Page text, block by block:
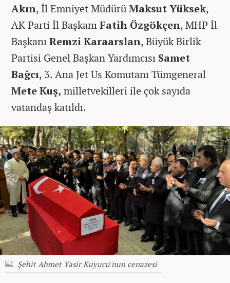
Akın, İl Emniyet MüdürüMaksut Yüksek,
AK Parti İl BaşkanıFatih Özgökçen, MHP İl
BaşkanıRemzi Karaarslan, Büyük Birlik
Partisi Genel Başkan Yardımcısı Samet
Bağcı, 3. Ana Jet Üs Komutanı Tümgeneral
Mete Kuş, milletvekilleri ile çok sayıda
vatandaş katıldı.
Şehit Ahmet Yasir Kuyucu'nun cenazesi